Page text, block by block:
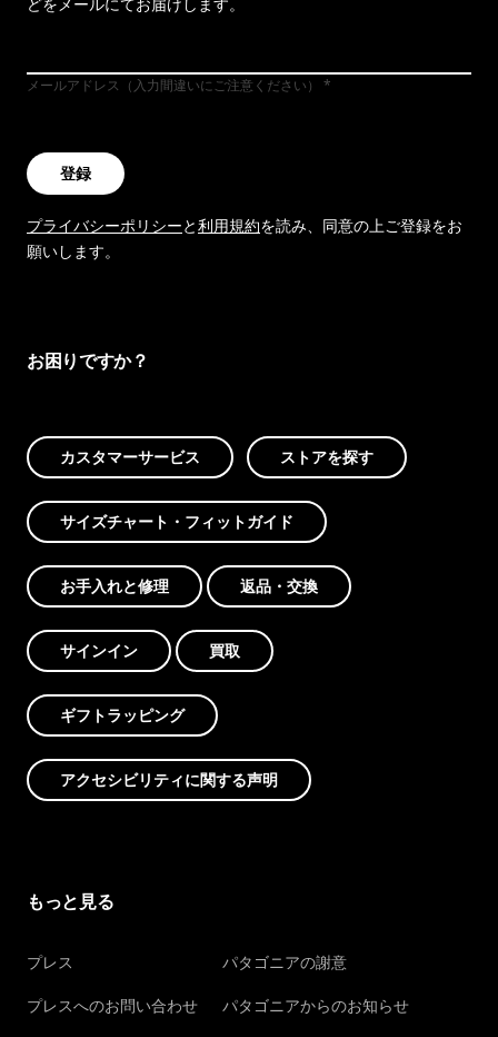
メールアドレス（入力間違いにご注意ください）
登録
プライバシーポリシーと利用規約を読み、同意の上ご登録をお
願いします。
お困りですか？
カスタマーサービス ストアを探す
サイズチャート・フィットガイド
お手入れと修理 返品・交換
サインイン 買取
ギフトラッピング
アクセシビリティに関する声明
もっと見る
プレス
プレスへのお問い合わせ
パタゴニアの謝意
パタゴニアからのお知らせ